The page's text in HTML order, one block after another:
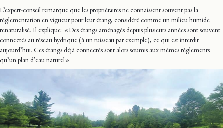
L’expert-conseil remarque que les propriétaires ne connaissent souvent pas la
réglementation en vigueur pour leur étang, considéré comme un milieu humide
renaturalisé. Il explique : « Des étangs aménagés depuis plusieurs années sont souvent
connectés au réseau hydrique (à un ruisseau par exemple), ce qui est interdit
aujourd’hui. Ces étangs déjà connectés sont alors soumis aux mêmes règlements
qu’un plan d’eau naturel ».